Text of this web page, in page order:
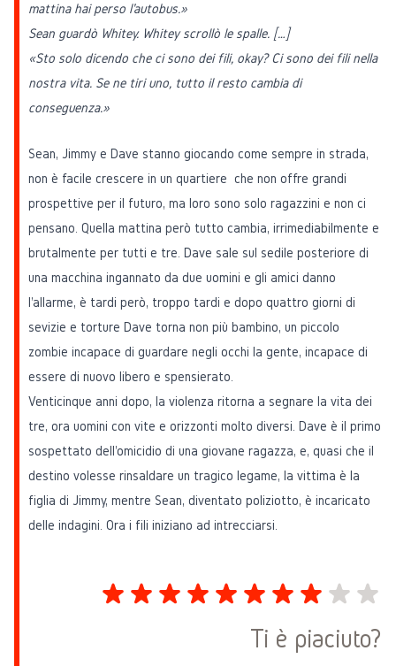
Ti è piaciuto?
mattina hai perso l'autobus.»
Sean guardò Whitey. Whitey scrollò le spalle. […]
«Sto solo dicendo che ci sono dei fili, okay? Ci sono dei fili nella
nostra vita. Se ne tiri uno, tutto il resto cambia di
conseguenza.»
Sean, Jimmy e Dave stanno giocando come sempre in strada,
non è facile crescere in un quartiere che non offre grandi
prospettive per il futuro, ma loro sono solo ragazzini e non ci
pensano. Quella mattina però tutto cambia, irrimediabilmente e
brutalmente per tutti e tre. Dave sale sul sedile posteriore di
una macchina ingannato da due uomini e gli amici danno
l'allarme, è tardi però, troppo tardi e dopo quattro giorni di
sevizie e torture Dave torna non più bambino, un piccolo
zombie incapace di guardare negli occhi la gente, incapace di
essere di nuovo libero e spensierato.
Venticinque anni dopo, la violenza ritorna a segnare la vita dei
tre, ora uomini con vite e orizzonti molto diversi. Dave è il primo
sospettato dell'omicidio di una giovane ragazza, e, quasi che il
destino volesse rinsaldare un tragico legame, la vittima è la
figlia di Jimmy, mentre Sean, diventato poliziotto, è incaricato
delle indagini. Ora i fili iniziano ad intrecciarsi.